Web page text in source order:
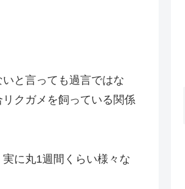
と言っても過言ではな
クガメを飼っている関係
に丸1週間くらい様々な